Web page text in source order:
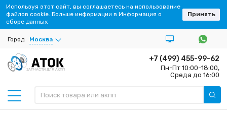
Город Москва
ЗАПЧАСТИ ДЛЯ АКПП
+7 (499) 455-99-62
Пн-Пт 10:00-18:00,
Среда до 16:00
Используя этот сайт, вы соглашаетесь на использование
файлов cookie. Больше информации в Информация о
сборе данных
Принять